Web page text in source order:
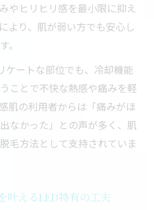
やヒリヒリ感を最小限に抑え
より、肌が弱い方でも安心し
。
ケートな部位でも、冷却機能
ことで不快な熱感や痛みを軽
肌の利用者からは「痛みがほ
なかった」との声が多く、肌
毛方法として支持されていま
叶えるLED特有の工夫